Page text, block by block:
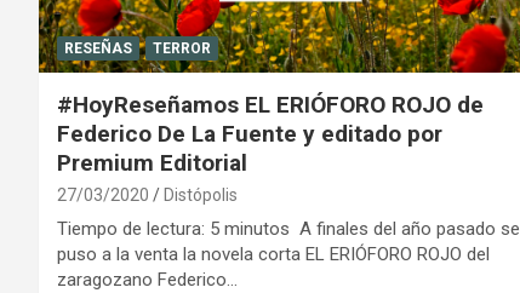
RESEÑAS TERROR
#HoyReseñamos EL ERIÓFORO ROJO de
Federico De La Fuente y editado por
Premium Editorial
27/03/2020 Distópolis
Tiempo de lectura: 5 minutos A finales del año pasado se
puso a la venta la novela corta EL ERIÓFORO ROJO del
zaragozano Federico…